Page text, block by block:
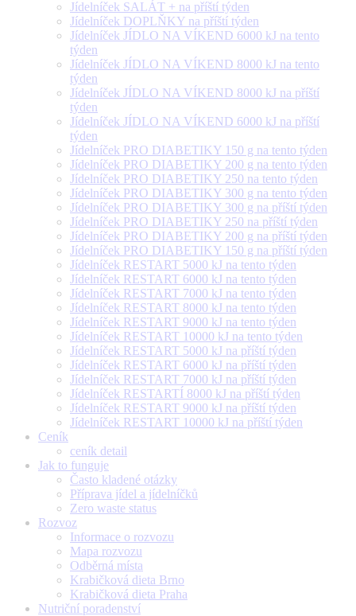
Jídelníček SALÁT + na příští týden
Jídelníček DOPLŇKY na příští týden
Jídelníček JÍDLO NA VÍKEND 6000 kJ na tento
týden
Jídelníček JÍDLO NA VÍKEND 8000 kJ na tento
týden
Jídelníček JÍDLO NA VÍKEND 8000 kJ na příští
týden
Jídelníček JÍDLO NA VÍKEND 6000 kJ na příští
týden
Jídelníček PRO DIABETIKY 150 g na tento týden
Jídelníček PRO DIABETIKY 200 g na tento týden
Jídelníček PRO DIABETIKY 250 na tento týden
Jídelníček PRO DIABETIKY 300 g na tento týden
Jídelníček PRO DIABETIKY 300 g na příští týden
Jídelníček PRO DIABETIKY 250 na příští týden
Jídelníček PRO DIABETIKY 200 g na příští týden
Jídelníček PRO DIABETIKY 150 g na příští týden
Jídelníček RESTART 5000 kJ na tento týden
Jídelníček RESTART 6000 kJ na tento týden
Jídelníček RESTART 7000 kJ na tento týden
Jídelníček RESTART 8000 kJ na tento týden
Jídelníček RESTART 9000 kJ na tento týden
Jídelníček RESTART 10000 kJ na tento týden
Jídelníček RESTART 5000 kJ na příští týden
Jídelníček RESTART 6000 kJ na příští týden
Jídelníček RESTART 7000 kJ na příští týden
Jídelníček RESTARTÍ 8000 kJ na příští týden
Jídelníček RESTART 9000 kJ na příští týden
Jídelníček RESTART 10000 kJ na příští týden
Ceník
ceník detail
Jak to funguje
Často kladené otázky
Příprava jídel a jídelníčků
Zero waste status
Rozvoz
Informace o rozvozu
Mapa rozvozu
Odběrná místa
Krabičková dieta Brno
Krabičková dieta Praha
Nutriční poradenství